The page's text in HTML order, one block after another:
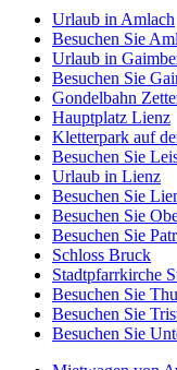
Urlaub in Amlach
Besuchen Sie
Urlaub in
Besuchen Sie
Gondelbahn
Hauptplatz Lienz
Kletterpark auf
Besuchen Sie
Urlaub in Lienz
Besuchen Sie
Besuchen Sie
Besuchen Sie
Schloss Bruck
Stadtpfarrkirche
Besuchen Sie
Besuchen Sie
Besuchen Sie